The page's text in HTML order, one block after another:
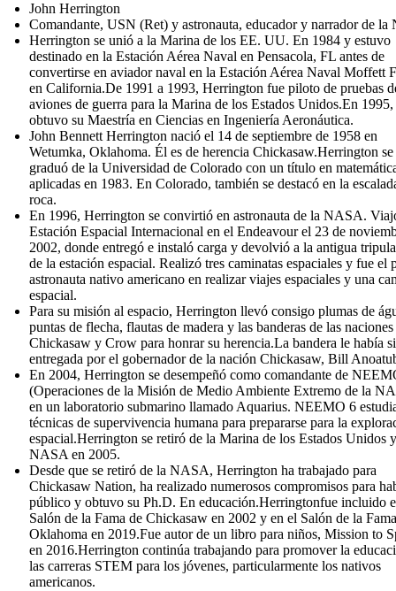
John Herrington
Comandante, USN (Ret) y astronauta, educador y narrador de
Herrington se unió a la Marina de los EE. UU. En 1984 y estuvo
destinado en la Estación Aérea Naval en Pensacola, FL antes de
convertirse en aviador naval en la Estación Aérea Naval Moffett
en California.De 1991 a 1993, Herrington fue piloto de pruebas
aviones de guerra para la Marina de los Estados Unidos.En 1995,
obtuvo su Maestría en Ciencias en Ingeniería Aeronáutica.
John Bennett Herrington nació el 14 de septiembre de 1958 en
Wetumka, Oklahoma. Él es de herencia Chickasaw.Herrington se
graduó de la Universidad de Colorado con un título en
aplicadas en 1983. En Colorado, también se destacó en la
roca.
En 1996, Herrington se convirtió en astronauta de la NASA.
Estación Espacial Internacional en el Endeavour el 23 de
2002, donde entregó e instaló carga y devolvió a la antigua
de la estación espacial. Realizó tres caminatas espaciales y fue el
astronauta nativo americano en realizar viajes espaciales y una
espacial.
Para su misión al espacio, Herrington llevó consigo plumas de
puntas de flecha, flautas de madera y las banderas de las naciones
Chickasaw y Crow para honrar su herencia.La bandera le había
entregada por el gobernador de la nación Chickasaw, Bill
En 2004, Herrington se desempeñó como comandante de
(Operaciones de la Misión de Medio Ambiente Extremo de la
en un laboratorio submarino llamado Aquarius. NEEMO 6
técnicas de supervivencia humana para prepararse para la
espacial.Herrington se retiró de la Marina de los Estados Unidos
NASA en 2005.
Desde que se retiró de la NASA, Herrington ha trabajado para
Chickasaw Nation, ha realizado numerosos compromisos para
público y obtuvo su Ph.D. En educación.Herringtonfue incluido
Salón de la Fama de Chickasaw en 2002 y en el Salón de la
Oklahoma en 2019.Fue autor de un libro para niños, Mission to
en 2016.Herrington continúa trabajando para promover la
las carreras STEM para los jóvenes, particularmente los nativos
americanos.